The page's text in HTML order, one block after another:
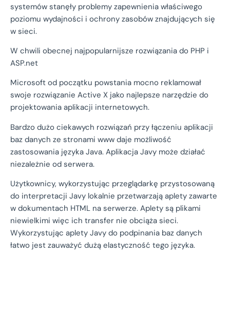
systemów stanęły problemy zapewnienia właściwego
poziomu wydajności i ochrony zasobów znajdujących się
w sieci.
W chwili obecnej najpopularnijsze rozwiązania do PHP i
ASP.net
Microsoft od początku powstania mocno reklamował
swoje rozwiązanie Active X jako najlepsze narzędzie do
projektowania aplikacji internetowych.
Bardzo dużo ciekawych rozwiązań przy łączeniu aplikacji
baz danych ze stronami www daje możliwość
zastosowania języka Java. Aplikacja Javy może działać
niezależnie od serwera.
Użytkownicy, wykorzystując przeglądarkę przystosowaną
do interpretacji Javy lokalnie przetwarzają aplety zawarte
w dokumentach HTML na serwerze. Aplety są plikami
niewielkimi więc ich transfer nie obciąża sieci.
Wykorzystując aplety Javy do podpinania baz danych
łatwo jest zauważyć dużą elastyczność tego języka.